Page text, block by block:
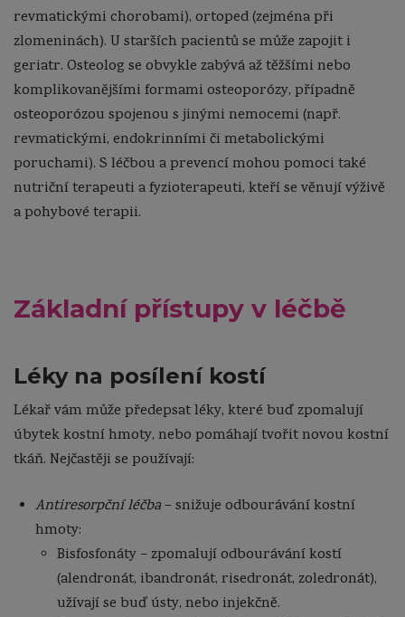
revmatickými chorobami), ortoped (zejména při
zlomeninách). U starších pacientů se může zapojit i
geriatr. Osteolog se obvykle zabývá až těžšími nebo
komplikovanějšími formami osteoporózy, případně
osteoporózou spojenou s jinými nemocemi (např.
revmatickými, endokrinními či metabolickými
poruchami). S léčbou a prevencí mohou pomoci také
nutriční terapeuti a fyzioterapeuti, kteří se věnují výživě
a pohybové terapii.
Základní přístupy v léčbě
Léky na posílení kostí
Lékař vám může předepsat léky, které buď zpomalují
úbytek kostní hmoty, nebo pomáhají tvořit novou kostní
tkáň. Nejčastěji se používají:
Antiresorpční léčba– snižuje odbourávání kostní
hmoty:
Bisfosfonáty – zpomalují odbourávání kostí
(alendronát, ibandronát, risedronát, zoledronát),
užívají se buď ústy, nebo injekčně.